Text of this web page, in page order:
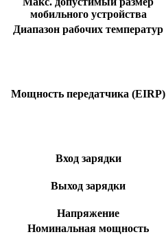
мобильного устройства
Диапазон рабочих температур
Мощность передатчика (EIRP)
Вход зарядки
Выход зарядки
Напряжение
Номинальная мощность